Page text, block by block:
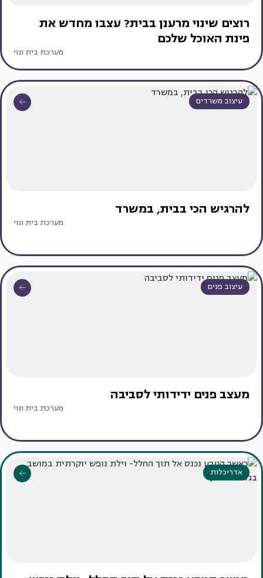
רוצים שינוי מרענן בבית? עצבו מחדש את
פינת האוכל שלכם
מערכת בית ונוי
עיצוב משרדים
להרגיש הכי בבית, במשרד
מערכת בית ונוי
עיצוב פנים
מעצב פנים ידידותי לסביבה
מערכת בית ונוי
אדריכלות